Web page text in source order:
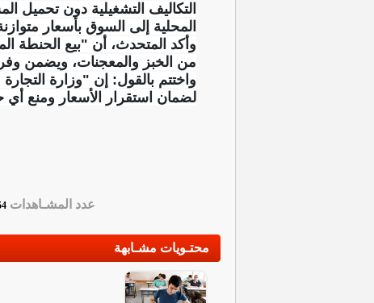
التكاليف التشغيلية دون تحميل
المحلية إلى السوق بأسعار
وأكد المتحدث، أن "بيع الحنطة
من الخبز والمعجنات، ويضمن
واختتم بالقول: إن "وزارة
لضمان استقرار الأسعار ومنع أي
عدد المشـاهدات
محتـويات مشـابهة